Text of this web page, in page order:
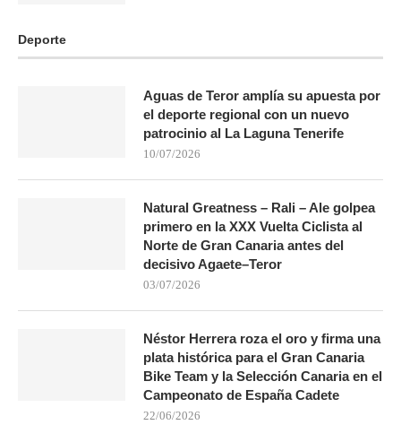
Deporte
Aguas de Teror amplía su apuesta por
el deporte regional con un nuevo
patrocinio al La Laguna Tenerife
10/07/2026
Natural Greatness – Rali – Ale golpea
primero en la XXX Vuelta Ciclista al
Norte de Gran Canaria antes del
decisivo Agaete–Teror
03/07/2026
Néstor Herrera roza el oro y firma una
plata histórica para el Gran Canaria
Bike Team y la Selección Canaria en el
Campeonato de España Cadete
22/06/2026